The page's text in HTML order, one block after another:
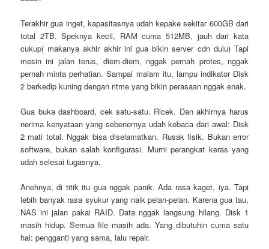
Terakhir gua inget, kapasitasnya udah kepake sekitar 600GB dari
total 2TB. Speknya kecil, RAM cuma 512MB, jauh dari kata
cukup( makanya akhir akhir ini gua bikin server cdn dulu) Tapi
mesin ini jalan terus, diem-diem, nggak pernah protes, nggak
pernah minta perhatian. Sampai malam itu, lampu indikator Disk
2 berkedip kuning dengan ritme yang bikin perasaan nggak enak.
Gua buka dashboard, cek satu-satu. Ricek. Dan akhirnya harus
nerima kenyataan yang sebenernya udah kebaca dari awal: Disk
2 mati total. Nggak bisa diselamatkan. Rusak fisik. Bukan error
software, bukan salah konfigurasi. Murni perangkat keras yang
udah selesai tugasnya.
Anehnya, di titik itu gua nggak panik. Ada rasa kaget, iya. Tapi
lebih banyak rasa syukur yang naik pelan-pelan. Karena gua tau,
NAS ini jalan pakai RAID. Data nggak langsung hilang. Disk 1
masih hidup. Semua file masih ada. Yang dibutuhin cuma satu
hal: pengganti yang sama, lalu repair.